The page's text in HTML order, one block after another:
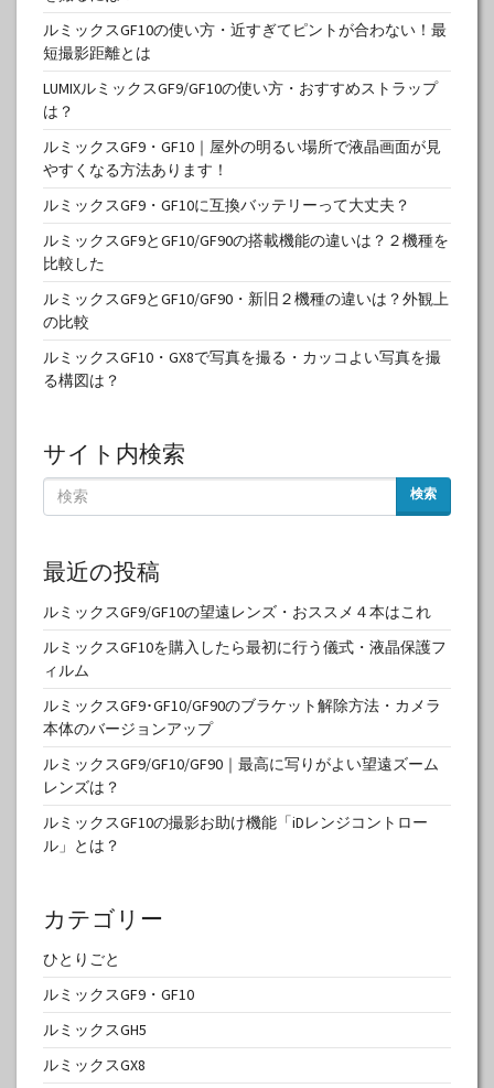
ルミックスGF10の使い方・近すぎてピントが合わない！最
短撮影距離とは
LUMIXルミックスGF9/GF10の使い方・おすすめストラップ
は？
ルミックスGF9・GF10｜屋外の明るい場所で液晶画面が見
やすくなる方法あります！
ルミックスGF9・GF10に互換バッテリーって大丈夫？
ルミックスGF9とGF10/GF90の搭載機能の違いは？２機種を
比較した
ルミックスGF9とGF10/GF90・新旧２機種の違いは？外観上
の比較
ルミックスGF10・GX8で写真を撮る・カッコよい写真を撮
る構図は？
サイト内検索
検索
最近の投稿
ルミックスGF9/GF10の望遠レンズ・おススメ４本はこれ
ルミックスGF10を購入したら最初に行う儀式・液晶保護フ
ィルム
ルミックスGF9･GF10/GF90のブラケット解除方法・カメラ
本体のバージョンアップ
ルミックスGF9/GF10/GF90｜最高に写りがよい望遠ズーム
レンズは？
ルミックスGF10の撮影お助け機能「iDレンジコントロー
ル」とは？
カテゴリー
ひとりごと
ルミックスGF9・GF10
ルミックスGH5
ルミックスGX8